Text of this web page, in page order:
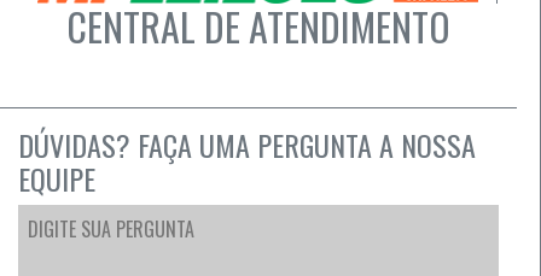
CENTRAL DE ATENDIMENTO
DÚVIDAS? FAÇA UMA PERGUNTA A NOSSA
EQUIPE